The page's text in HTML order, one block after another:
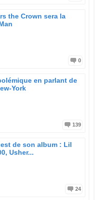
the Crown sera la
0
en parlant de
York
139
de son album : Lil
Usher...
24